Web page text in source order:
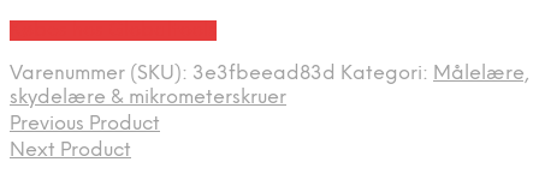
Varenummer (SKU): 3e3fbeead83d Kategori: Målelære,
skydelære & mikrometerskruer
Previous Product
Next Product